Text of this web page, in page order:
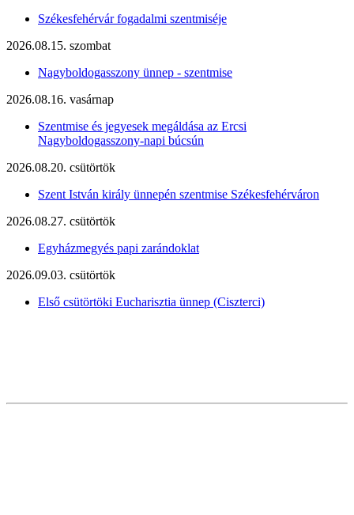
Székesfehérvár fogadalmi szentmiséje
2026.08.15. szombat
Nagyboldogasszony ünnep - szentmise
2026.08.16. vasárnap
Szentmise és jegyesek megáldása az Ercsi
Nagyboldogasszony-napi búcsún
2026.08.20. csütörtök
Szent István király ünnepén szentmise Székesfehérváron
2026.08.27. csütörtök
Egyházmegyés papi zarándoklat
2026.09.03. csütörtök
Első csütörtöki Eucharisztia ünnep (Ciszterci)